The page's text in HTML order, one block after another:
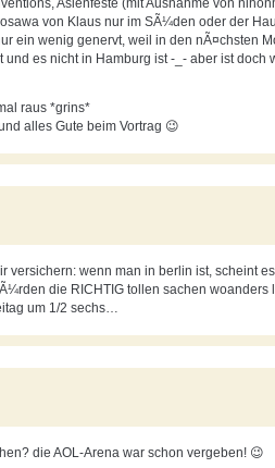
Asienfeste (mit Ausnahme von
von Klaus nur im SÃ¼den oder der
ein wenig genervt, weil in den nÃ¤chsten
und es nicht in Hamburg ist -_- aber ist doch
raus *grins*
alles Gute beim Vortrag 😉
versichern: wenn man in berlin ist, scheint
die RICHTIG tollen sachen woanders
um 1/2 sechs…
die AOL-Arena war schon vergeben! 😉